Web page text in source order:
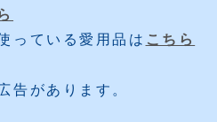
っている愛用品は こちら
告があります。